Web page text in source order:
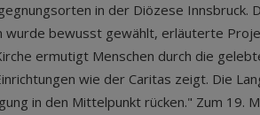
in der Diözese Innsbruck.
wurde bewusst gewählt, erläuterte
ermutigt Menschen durch die
wie der Caritas zeigt. Die
in den Mittelpunkt rücken." Zum 19.